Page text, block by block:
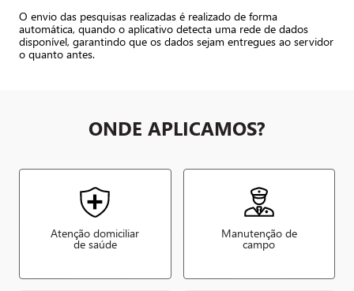
O envio das pesquisas realizadas é realizado de forma
automática, quando o aplicativo detecta uma rede de dados
disponível, garantindo que os dados sejam entregues ao servidor
o quanto antes.
ONDE APLICAMOS?
Atenção domiciliar
de saúde
Manutenção de
campo